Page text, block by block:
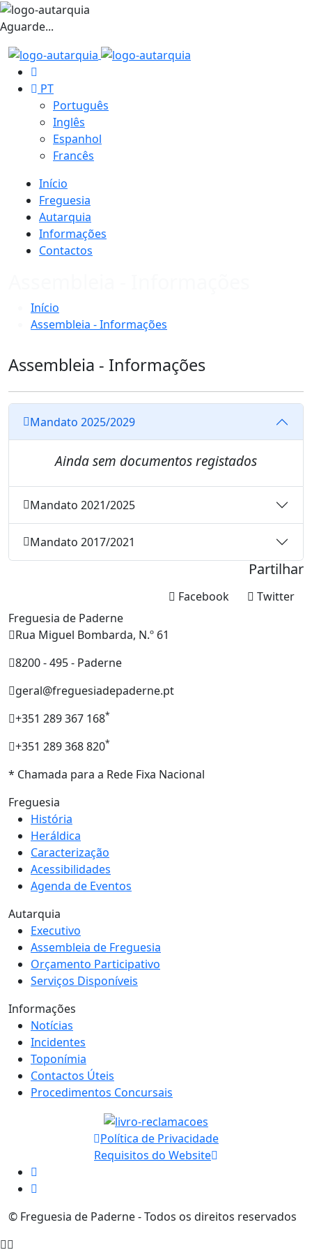
Aguarde...
PT
Português
Inglês
Espanhol
Francês
Início
Freguesia
Autarquia
Informações
Contactos
Início
Assembleia - Informações
Assembleia - Informações
Mandato 2025/2029
Ainda sem documentos registados
Mandato 2021/2025
Mandato 2017/2021
Partilhar
Twitter
Facebook
Freguesia de Paderne
Rua Miguel Bombarda, N.º 61
8200 - 495 - Paderne
geral@freguesiadepaderne.pt
+351 289 367 168*
+351 289 368 820*
* Chamada para a Rede Fixa Nacional
Freguesia
História
Heráldica
Caracterização
Acessibilidades
Agenda de Eventos
Autarquia
Executivo
Assembleia de Freguesia
Orçamento Participativo
Serviços Disponíveis
Informações
Notícias
Incidentes
Toponímia
Contactos Úteis
Procedimentos Concursais
Política de Privacidade
Requisitos do Website
© Freguesia de Paderne - Todos os direitos reservados